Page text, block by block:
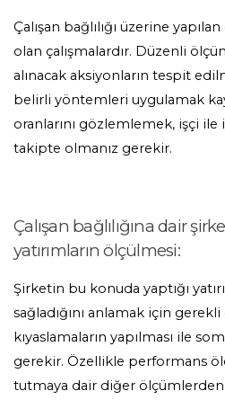
Çalışan bağlılığı üzerine
olan çalışmalardır. Düzenli
alınacak aksiyonların tespit
belirli yöntemleri uygulamak
oranlarını gözlemlemek, işçi
takipte olmanız gerekir.
Çalışan bağlılığına dair
yatırımların ölçülmesi:
Şirketin bu konuda yaptığı
sağladığını anlamak için
kıyaslamaların yapılması ile
gerekir. Özellikle performans
tutmaya dair diğer